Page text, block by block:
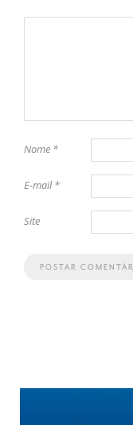
Nome *
E-mail*
Site